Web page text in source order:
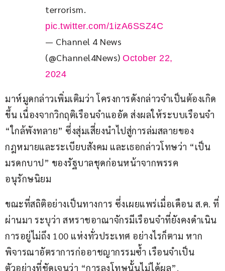
terrorism.
pic.twitter.com/1izA6SSZ4C
— Channel 4 News
(@Channel4News) October 22,
2024
มาห์มูดกล่าวเพิ่มเติมว่า โครงการดังกล่าวจำเป็นต้องเกิด
ขึ้น เนื่องจากวิกฤติเรือนจำแออัด ส่งผลให้ระบบเรือนจำ
“ใกล้พังทลาย” ซึ่งสุ่มเสี่ยงนำไปสู่การล่มสลายของ
กฎหมายและระเบียบสังคม และเธอกล่าวโทษว่า “เป็น
มรดกบาป” ของรัฐบาลชุดก่อนหน้าจากพรรค
อนุรักษนิยม
ขณะที่สถิติอย่างเป็นทางการ ซึ่งเผยแพร่เมื่อเดือน ส.ค. ที่
ผ่านมา ระบุว่า สหราชอาณาจักรมีเรือนจำที่ยังคงดำเนิน
การอยู่ไม่ถึง 100 แห่งทั่วประเทศ อย่างไรก็ตาม หาก
พิจารณาอัตราการก่ออาชญากรรมซ้ำ เรือนจำเป็น
ตัวอย่างที่ชัดเจนว่า “การลงโทษนั้นไม่ได้ผล”.